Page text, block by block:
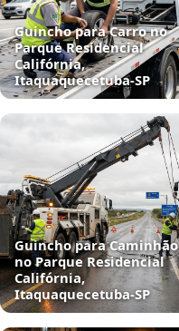
Guincho para Carro no
Parque Residencial
Califórnia,
Itaquaquecetuba‑SP
Guincho para Caminhão
no Parque Residencial
Califórnia,
Itaquaquecetuba‑SP